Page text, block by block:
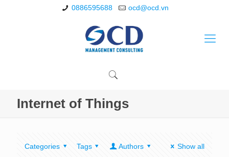
0886595688 ocd@ocd.vn
Internet of Things
Categories Tags Authors Show all